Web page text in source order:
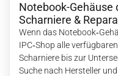
Notebook-Gehäuse
Scharniere &
Wenn das
IPC‑Shop alle
Scharniere bis zur
Suche nach Hersteller